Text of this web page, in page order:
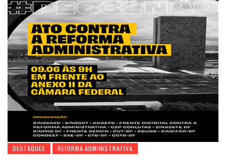
DESTAQUES REFORMA ADMINISTRATIVA